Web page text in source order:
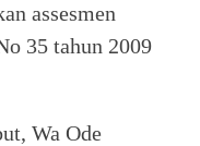
assesmen
35 tahun 2009
Wa Ode